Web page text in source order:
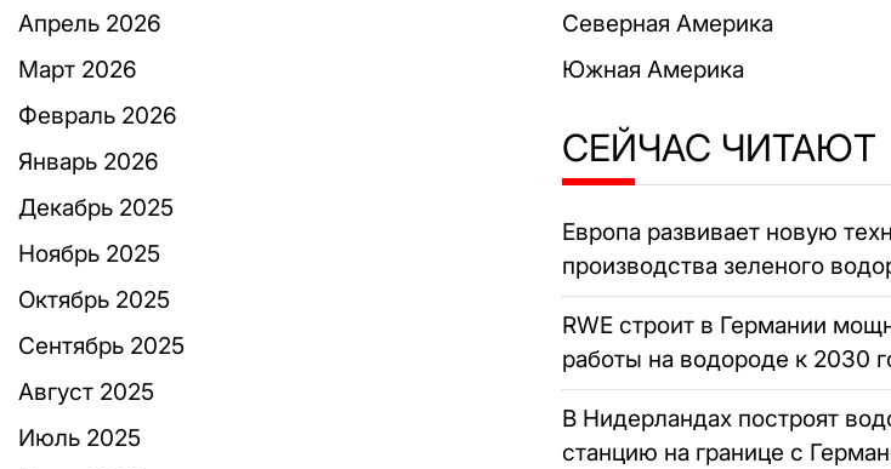
Апрель 2026
Март 2026
Февраль 2026
Январь 2026
Декабрь 2025
Ноябрь 2025
Октябрь 2025
Сентябрь 2025
Август 2025
Июль 2025
Северная Америка
Южная Америка
СЕЙЧАС ЧИТАЮТ
Европа развивает новую
производства зеленого
RWE строит в Германии
работы на водороде к 2030
В Нидерландах построят
станцию на границе с